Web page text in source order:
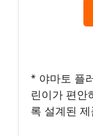
* 야마토 플
린이가 편안
록 설계된